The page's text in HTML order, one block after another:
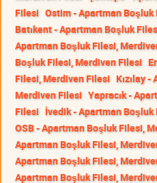
Filesi Ostim - Apartman
Batıkent - Apartman Boşluk
Apartman Boşluk Filesi,
Boşluk Filesi, Merdiven Filesi
Filesi, Merdiven Filesi Kızılay
Merdiven Filesi Yapracık -
Filesi İvedik - Apartman
OSB - Apartman Boşluk Filesi,
Apartman Boşluk Filesi,
Apartman Boşluk Filesi,
Apartman Boşluk Filesi,